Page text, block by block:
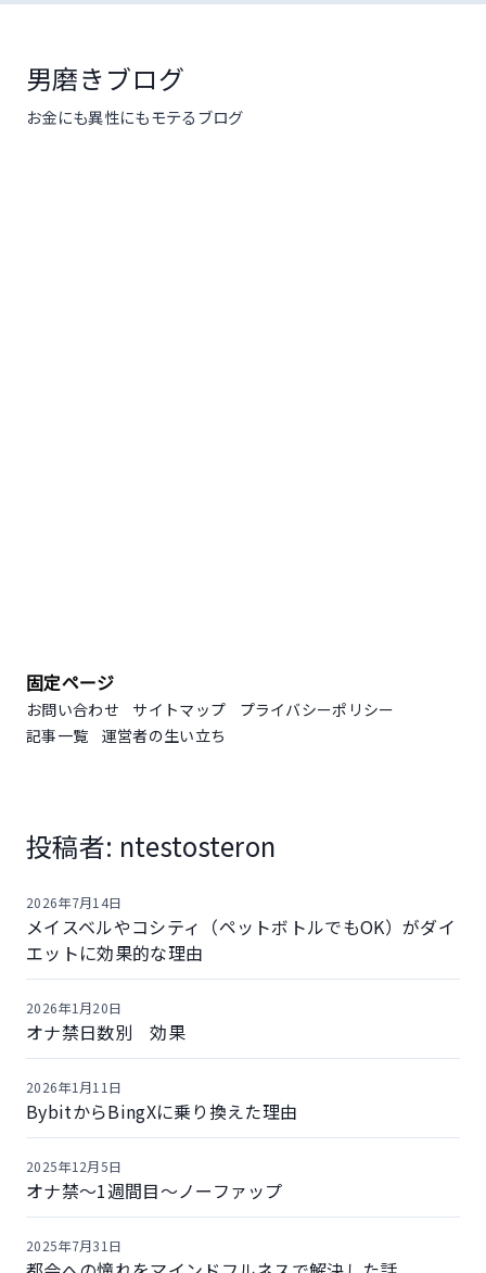
男磨きブログ
お金にも異性にもモテるブログ
固定ページ
お問い合わせ サイトマップ
プライバシーポリシー
記事一覧
運営者の生い立ち
投稿者: ntestosteron
メイスベルやコシティ（ペットボトルでもOK）がダイ
エットに効果的な理由
2026年7月14日
オナ禁日数別 効果
2026年1月20日
BybitからBingXに乗り換えた理由
2026年1月11日
オナ禁〜1週間目〜ノーファップ
2025年12月5日
2025年7月31日